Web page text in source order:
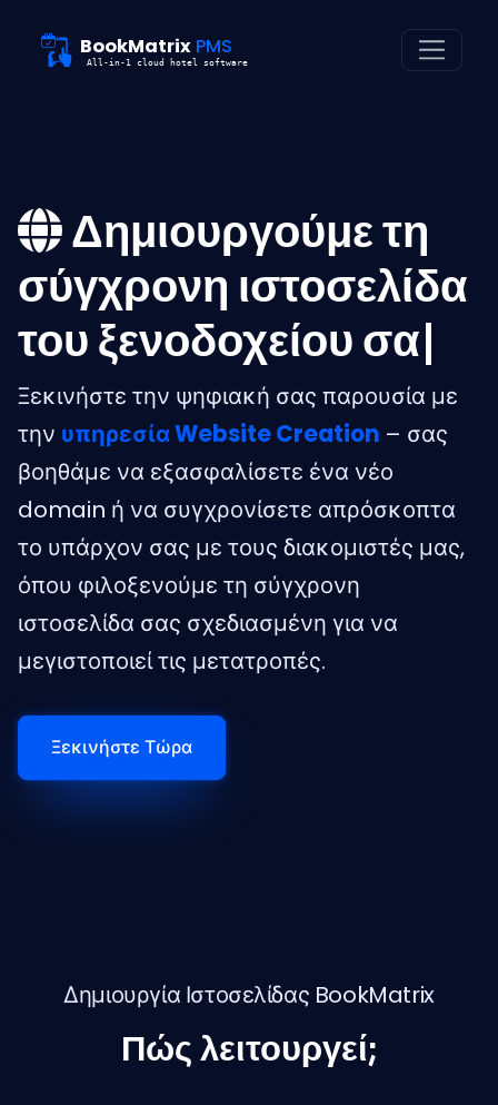
BookMatrix PMS
All-in-1 cloud hotel software
Δημιουργούμε τη
σύγχρονη ιστοσελίδα
του ξενοδοχείου σας
Ξεκινήστε την ψηφιακή σας παρουσία με
την υπηρεσία Website Creation – σας
βοηθάμε να εξασφαλίσετε ένα νέο
domain ή να συγχρονίσετε απρόσκοπτα
το υπάρχον σας με τους διακομιστές μας,
όπου φιλοξενούμε τη σύγχρονη
ιστοσελίδα σας σχεδιασμένη για να
μεγιστοποιεί τις μετατροπές.
Ξεκινήστε Τώρα
Δημιουργία Ιστοσελίδας BookMatrix
Πώς λειτουργεί;